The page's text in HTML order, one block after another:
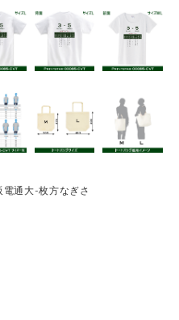
通大-枚方なぎさ